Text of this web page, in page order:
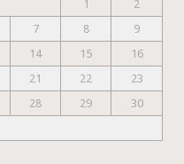
1
2
7 8
9
14 15
16
21 22
23
28 29
30